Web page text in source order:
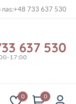
nas:+48 733 637 530
637 530
17:00
0 0